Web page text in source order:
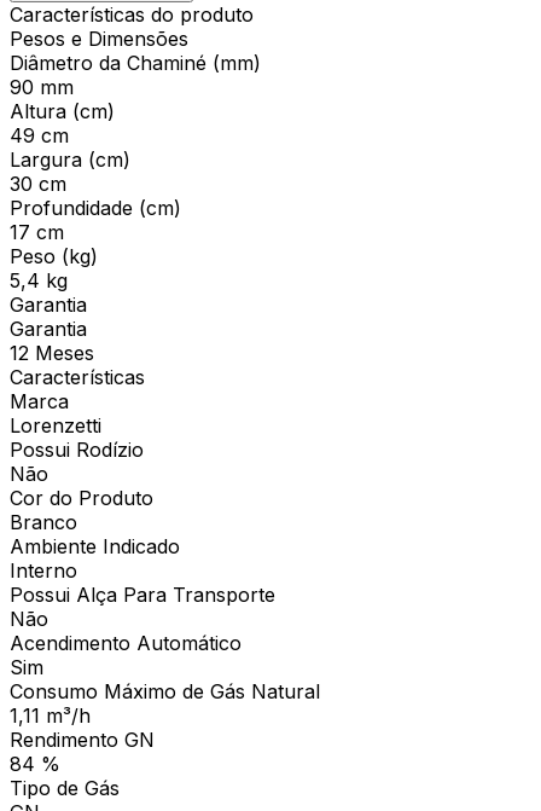
Características do produto
Pesos e Dimensões
Diâmetro da Chaminé (mm)
90 mm
Altura (cm)
49 cm
Largura (cm)
30 cm
Profundidade (cm)
17 cm
Peso (kg)
5,4 kg
Garantia
Garantia
12 Meses
Características
Marca
Lorenzetti
Possui Rodízio
Não
Cor do Produto
Branco
Ambiente Indicado
Interno
Possui Alça Para Transporte
Não
Acendimento Automático
Sim
Consumo Máximo de Gás Natural
1,11 m³/h
Rendimento GN
84 %
Tipo de Gás